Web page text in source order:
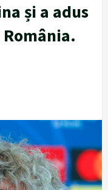
și a adus